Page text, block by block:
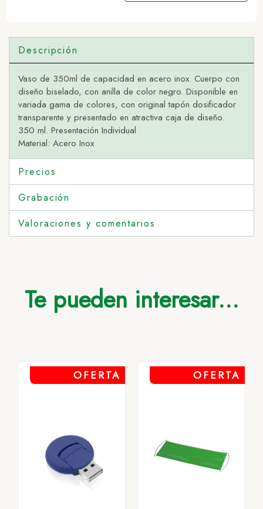
Descripción
Vaso de 350ml de capacidad en acero inox. Cuerpo con
diseño biselado, con anilla de color negro. Disponible en
variada gama de colores, con original tapón dosificador
transparente y presentado en atractiva caja de diseño.
350 ml. Presentación Individual
Material: Acero Inox
Precios
Grabación
Valoraciones y comentarios
Te pueden interesar...
OFERTA OFERTA